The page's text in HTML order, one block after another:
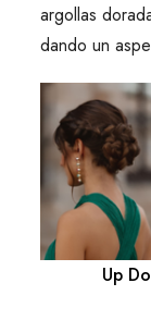
argollas
dando un
Up